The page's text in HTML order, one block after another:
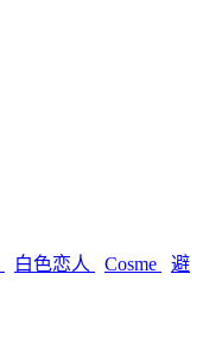
白色恋人 Cosme
避